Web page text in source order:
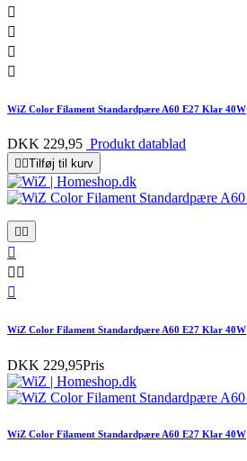




WiZ Color Filament Standardpære A60 E27 Klar 40W
DKK 229,95 Produkt datablad
 Tilføj til kurv
 

 

WiZ Color Filament Standardpære A60 E27 Klar 40W
DKK 229,95Pris
WiZ Color Filament Standardpære A60 E27 Klar 40W